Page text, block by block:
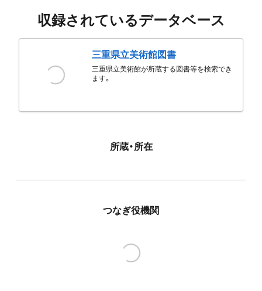
収録されているデータベース
三重県立美術館図書
三重県立美術館が所蔵する図書等を検索でき
ます。
所蔵・所在
つなぎ役機関